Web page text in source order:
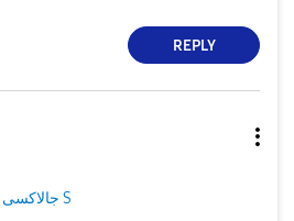
REPLY
جالاكسى S